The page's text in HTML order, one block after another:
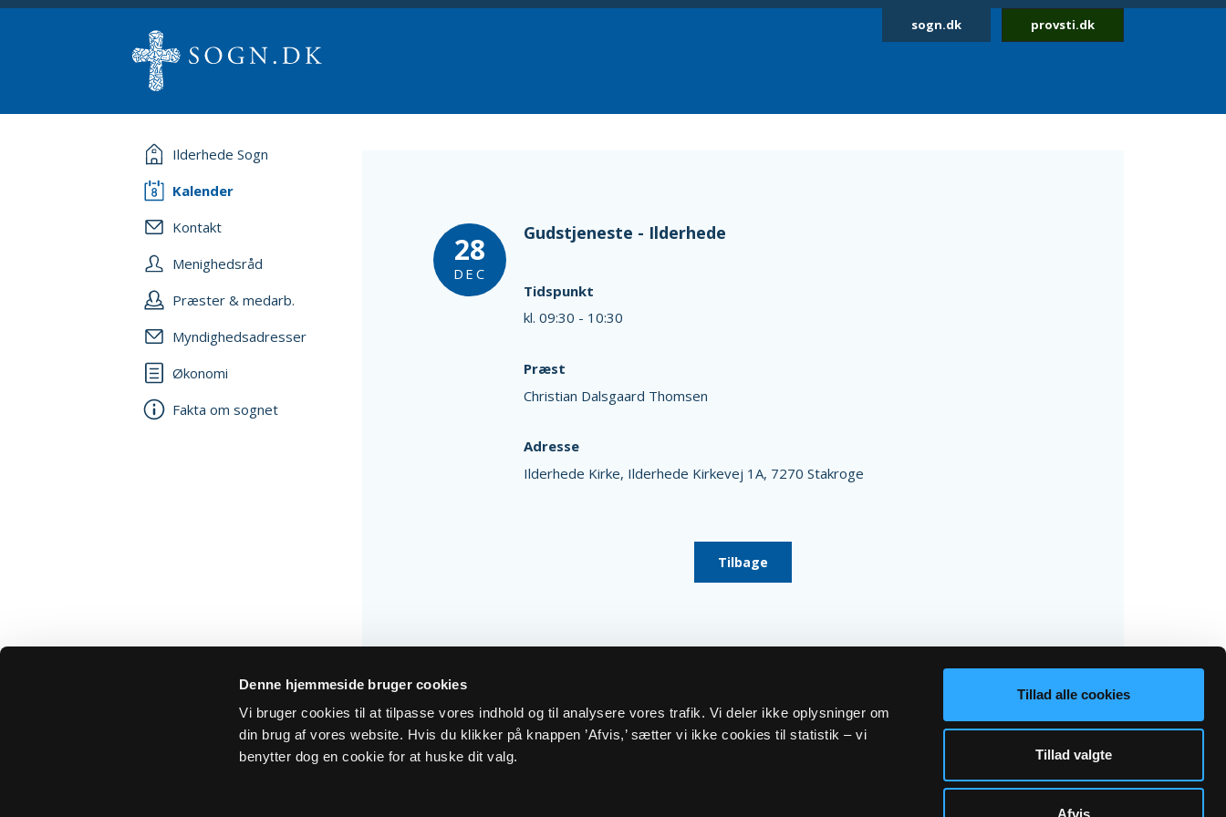
Denne hjemmeside bruger cookies
Vi bruger cookies til at tilpasse vores indhold og til analysere vores trafik. Vi deler ikke oplysninger om
din brug af vores website. Hvis du klikker på knappen ’Afvis,’ sætter vi ikke cookies til statistik – vi
benytter dog en cookie for at huske dit valg.
Tillad alle cookies
Tillad valgte
Afvis
sogn.dk provsti.dk
Ilderhede Sogn
Kalender
Kontakt
Menighedsråd
Præster & medarb.
Myndighedsadresser
Økonomi
Fakta om sognet
28
DEC
Gudstjeneste - Ilderhede
Tidspunkt
kl. 09:30 - 10:30
Præst
Christian Dalsgaard Thomsen
Adresse
Ilderhede Kirke, Ilderhede Kirkevej 1A, 7270 Stakroge
Tilbage